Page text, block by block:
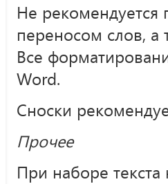
Не рекомендуется
переносом слов, а
Все
Word.
Сноски
Прочее
При наборе текста